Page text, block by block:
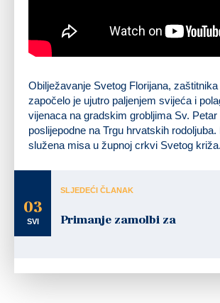
Obilježavanje Svetog Florijana,
započelo je ujutro paljenjem svijeća i
vijenaca na gradskim grobljima Sv.
poslijepodne na Trgu hrvatskih
služena misa u župnoj crkvi Svetog križa.
03
SVI
SLJEDEĆI ČLANAK
Primanje zamolbi za